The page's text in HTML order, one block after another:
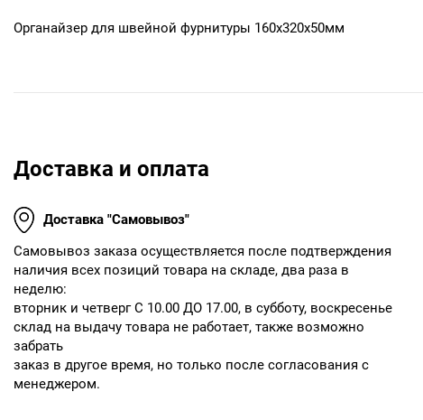
Органайзер для швейной фурнитуры 160x320x50мм
Доставка и оплата
Доставка "Самовывоз"
Cамовывоз заказа осуществляется после подтверждения
наличия всех позиций товара на складе, два раза в
неделю:
вторник и четверг С 10.00 ДО 17.00, в субботу, воскресенье
склад на выдачу товара не работает, также возможно
забрать
заказ в другое время, но только после согласования с
менеджером.